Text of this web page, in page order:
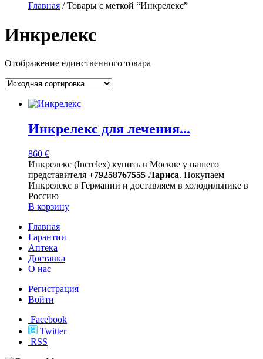
Главная / Товары с меткой “Инкрелекс”
Инкрелекс
Отображение единственного товара
Инкрелекс для лечения...
860 €
Инкрелекс (Increlex) купить в Москве у нашего
представителя +79258767555 Лариса. Покупаем
Инкрелекс в Германии и доставляем в холодильнике в
Россию
В корзину
Главная
Гарантии
Аптека
Доставка
О нас
Регистрация
Войти
Facebook
Twitter
RSS